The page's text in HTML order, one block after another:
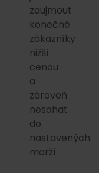
zaujmout
konečné
zákazníky
nižší
cenou
a
zároveň
nesahat
do
nastavených
marží.